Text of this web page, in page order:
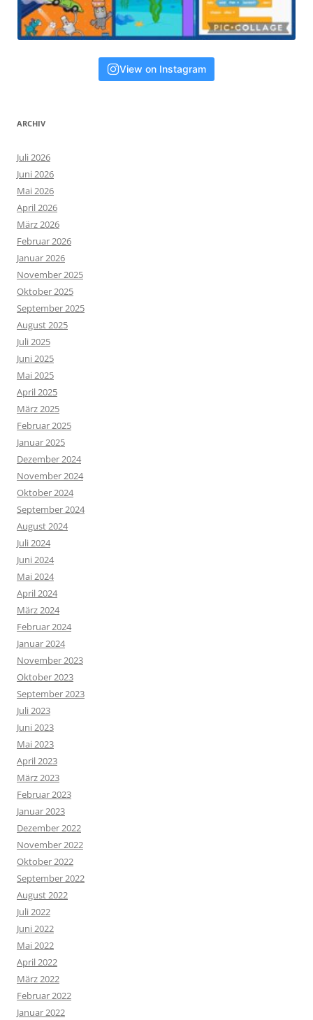
View on Instagram
ARCHIV
Juli 2026
Juni 2026
Mai 2026
April 2026
März 2026
Februar 2026
Januar 2026
November 2025
Oktober 2025
September 2025
August 2025
Juli 2025
Juni 2025
Mai 2025
April 2025
März 2025
Februar 2025
Januar 2025
Dezember 2024
November 2024
Oktober 2024
September 2024
August 2024
Juli 2024
Juni 2024
Mai 2024
April 2024
März 2024
Februar 2024
Januar 2024
November 2023
Oktober 2023
September 2023
Juli 2023
Juni 2023
Mai 2023
April 2023
März 2023
Februar 2023
Januar 2023
Dezember 2022
November 2022
Oktober 2022
September 2022
August 2022
Juli 2022
Juni 2022
Mai 2022
April 2022
März 2022
Februar 2022
Januar 2022